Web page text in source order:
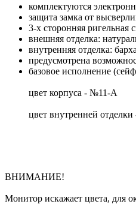
комплектуются
защита замка от
3-х сторонняя ригельная
внешняя отделка:
внутренняя отделка:
предусмотрена
базовое исполнение
цвет корпуса - №11-А
цвет внутренней
ВНИМАНИЕ!
Монитор искажает цвета, для